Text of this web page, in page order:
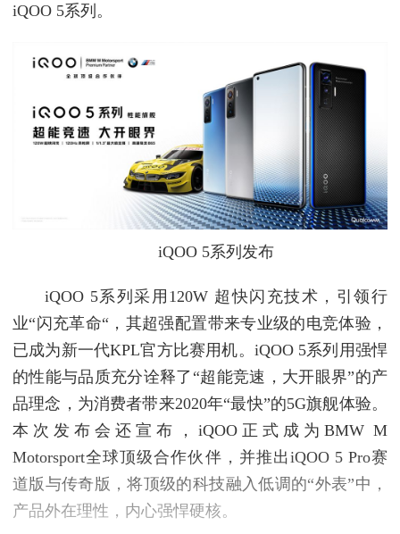
iQOO 5系列。
iQOO 5系列发布
iQOO 5系列采用120W 超快闪充技术，引领行
业“闪充革命“，其超强配置带来专业级的电竞体验，
已成为新一代KPL官方比赛用机。iQOO 5系列用强悍
的性能与品质充分诠释了“超能竞速，大开眼界”的产
品理念，为消费者带来2020年“最快”的5G旗舰体验。
本次发布会还宣布，iQOO正式成为BMW M
Motorsport全球顶级合作伙伴，并推出iQOO 5 Pro赛
道版与传奇版，将顶级的科技融入低调的“外表”中，
产品外在理性，内心强悍硬核。